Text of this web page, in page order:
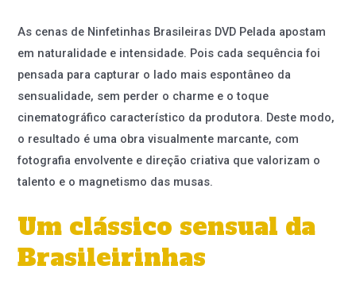
As cenas de Ninfetinhas Brasileiras DVD Pelada apostam
em naturalidade e intensidade. Pois cada sequência foi
pensada para capturar o lado mais espontâneo da
sensualidade, sem perder o charme e o toque
cinematográfico característico da produtora. Deste modo,
o resultado é uma obra visualmente marcante, com
fotografia envolvente e direção criativa que valorizam o
talento e o magnetismo das musas.
Um clássico sensual da
Brasileirinhas